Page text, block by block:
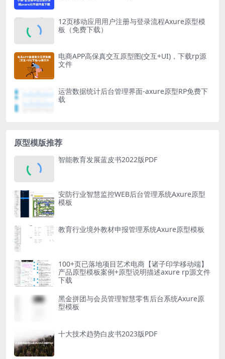
12页移动应用用户注册与登录流程Axure原型模
板（免费下载）
电商APP高保真交互原型图(交互+UI)，下载rp源
文件
运营数据统计后台管理界面-axure原型RP免费下
载
原型模版推荐
智能教育发展蓝皮书2022版PDF
安防行业智慧监控WEB后台管理系统Axure原型
模板
教育行业境外教材申报管理系统Axure原型模板
100+页已落地项目艺术电商【诸子印学移动端】
产品原型模板案例+原型说明描述axure rp源文件
下载
黑金拼团与会员管理智慧零售后台系统Axure原
型模板
十大技术趋势白皮书2023版PDF